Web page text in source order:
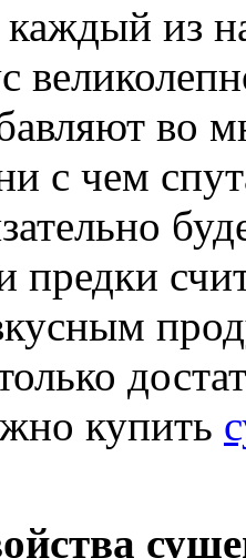
из
во
с чем
предки
купить